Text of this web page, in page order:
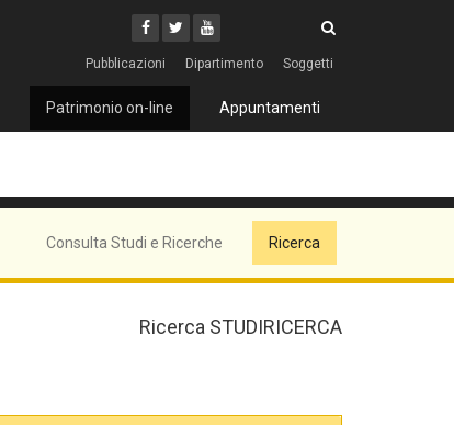
Facebook
Twitter
Youtube
Pubblicazioni Dipartimento Soggetti
Patrimonio on-line Appuntamenti
Consulta Studi e Ricerche Ricerca
Ricerca STUDIRICERCA